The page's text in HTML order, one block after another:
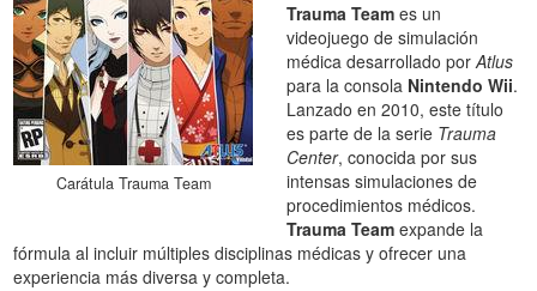
Carátula Trauma Team
Trauma Team es un
videojuego de simulación
médica desarrollado porAtlus
para la consola Nintendo Wii.
Lanzado en 2010, este título
es parte de la serie Trauma
Center, conocida por sus
intensas simulaciones de
procedimientos médicos.
Trauma Team expande la
fórmula al incluir múltiples disciplinas médicas y ofrecer una
experiencia más diversa y completa.